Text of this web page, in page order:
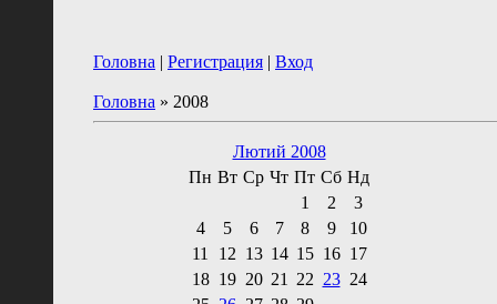
Головна | Регистрация | Вход
Головна » 2008
Лютий 2008
Пн Вт Ср Чт Пт Сб Нд
1
2
3
4
5 6 7 8 9
10
11
12 13 14 15 16 17
18 19 20 21 22 23 24